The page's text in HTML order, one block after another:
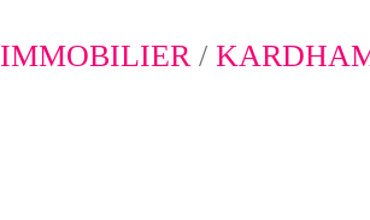
IMMOBILIER/